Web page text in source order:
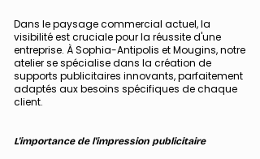
Dans le paysage commercial actuel, la
visibilité est cruciale pour la réussite d'une
entreprise. À Sophia-Antipolis et Mougins, notre
atelier se spécialise dans la création de
supports publicitaires innovants, parfaitement
adaptés aux besoins spécifiques de chaque
client.
L'importance de l'impression publicitaire